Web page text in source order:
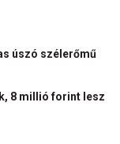
úszó szélerőmű
8 millió forint lesz